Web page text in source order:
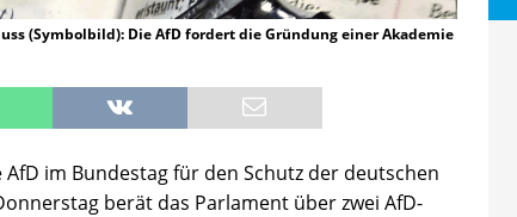
(Symbolbild): Die AfD fordert die Gründung einer Akademie
im Bundestag für den Schutz der deutschen
berät das Parlament über zwei AfD-